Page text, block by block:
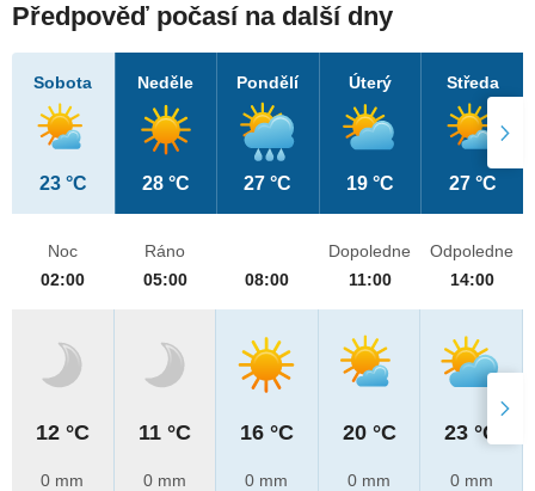
Předpověď počasí na další dny
Sobota
23 °C
Neděle
28 °C
Pondělí
27 °C
Úterý
19 °C
Středa
27 °C
Noc
02:00
12 °C
0 mm
Ráno
05:00
11 °C
0 mm
08:00
16 °C
0 mm
Dopoledne
11:00
20 °C
0 mm
Odpoledne
14:00
23 °C
0 mm